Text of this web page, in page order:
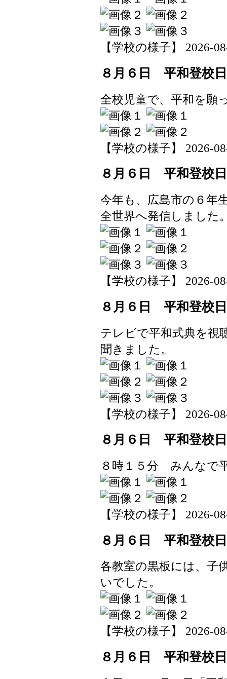
【学校の様子】 2026-
８月６日 平和登校日
全校児童で、平和を願
【学校の様子】 2026-
８月６日 平和登校日
今年も、広島市の６年
全世界へ発信しました
【学校の様子】 2026-
８月６日 平和登校日
テレビで平和式典を視
聞きました。
【学校の様子】 2026-
８月６日 平和登校日
８時１５分 みんなで
【学校の様子】 2026-
８月６日 平和登校日
各教室の黒板には、子
いでした。
【学校の様子】 2026-
８月６日 平和登校日